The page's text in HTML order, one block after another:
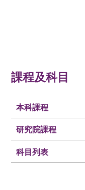
課程及科目
本科課程
研究院課程
科目列表